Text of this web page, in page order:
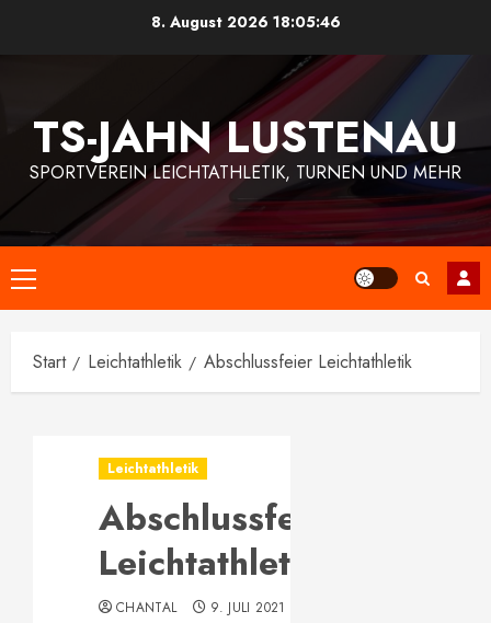
8. August 2026 18:05:46
TS-JAHN LUSTENAU
SPORTVEREIN LEICHTATHLETIK, TURNEN UND MEHR
Primäres
Menü
Start Leichtathletik Abschlussfeier Leichtathletik
Leichtathletik
Abschlussfeier
Leichtathletik
CHANTAL 9. JULI 2021